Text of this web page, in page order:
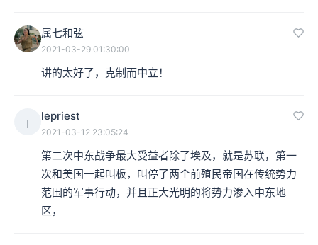
属七和弦
2021-03-29 01:30:00
讲的太好了，克制而中立！
l
lepriest
2021-03-12 23:05:24
第二次中东战争最大受益者除了埃及，就是苏联，第一
次和美国一起叫板，叫停了两个前殖民帝国在传统势力
范围的军事行动，并且正大光明的将势力渗入中东地
区，